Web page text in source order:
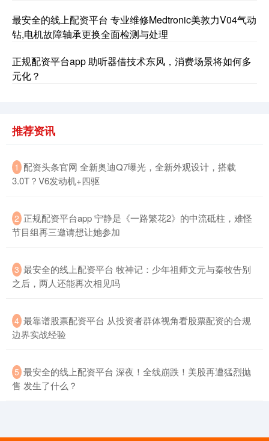
最安全的线上配资平台 专业维修Medtronic美敦力V04气动
钻,电机故障轴承更换全面检测与处理
正规配资平台app 助听器借技术东风，消费场景将如何多
元化？
推荐资讯
1 ​配资头条官网 全新奥迪Q7曝光，全新外观设计，搭载
3.0T？V6发动机+四驱
2 ​正规配资平台app 宁静是《一路繁花2》的中流砥柱，难怪
节目组再三邀请想让她参加
3 ​最安全的线上配资平台 牧神记：少年祖师文元与秦牧告别
之后，两人还能再次相见吗
4 ​最靠谱股票配资平台 从投资者群体视角看股票配资的合规
边界实战经验
5 ​最安全的线上配资平台 深夜！全线崩跌！美股再遭猛烈抛
售 发生了什么？